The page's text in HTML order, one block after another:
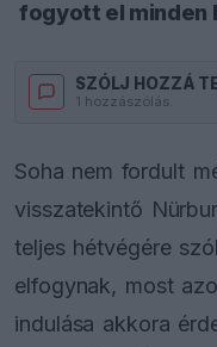
fogyott el minden
SZÓLJ HOZZÁ
1 hozzászólás.
Soha nem fordult
visszatekintő
teljes hétvégére
elfogynak, most
indulása akkora